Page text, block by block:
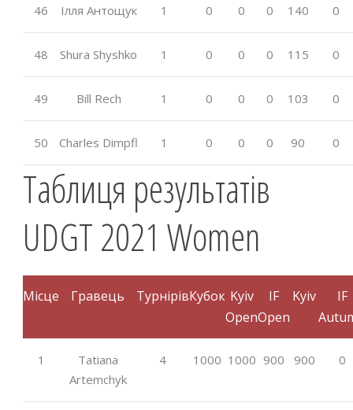
46 Ілля Антощук 1 0 0 0 140 0
48 Shura Shyshko 1 0 0 0 115 0
49 Bill Rech 1 0 0 0 103 0
50 Charles Dimpfl 1 0 0 0 90 0
Таблиця результатів
UDGT 2021 Women
Місце Гравець ТурнірівКубок Kyiv
Open
IF
Open
Kyiv
IF
1
Tatiana
Artemchyk
4 1000 1000 900 900 0